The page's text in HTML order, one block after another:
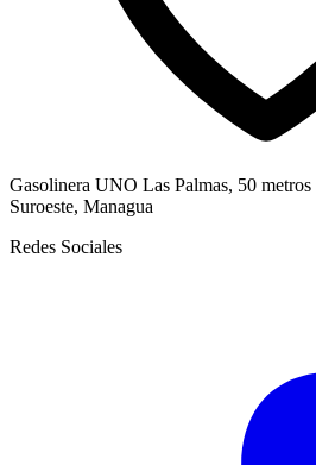
Gasolinera UNO Las Palmas, 50
Suroeste, Managua
Redes Sociales